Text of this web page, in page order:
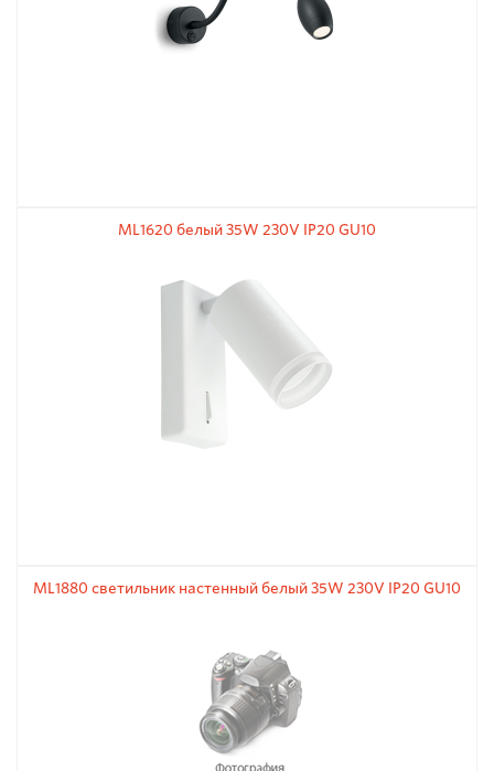
ML1620 белый 35W 230V IP20 GU10
ML1880 светильник настенный белый 35W 230V IP20 GU10